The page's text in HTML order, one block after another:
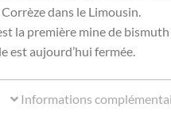
dans le Limousin.
la première mine de
est aujourd’hui fermée.
Informations